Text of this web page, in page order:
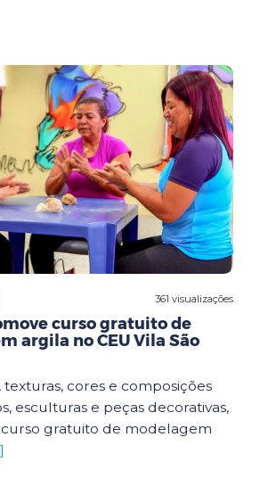
361 visualizações
curso gratuito de
argila no CEU Vila São
cores e composições
esculturas e peças decorativas,
gratuito de modelagem